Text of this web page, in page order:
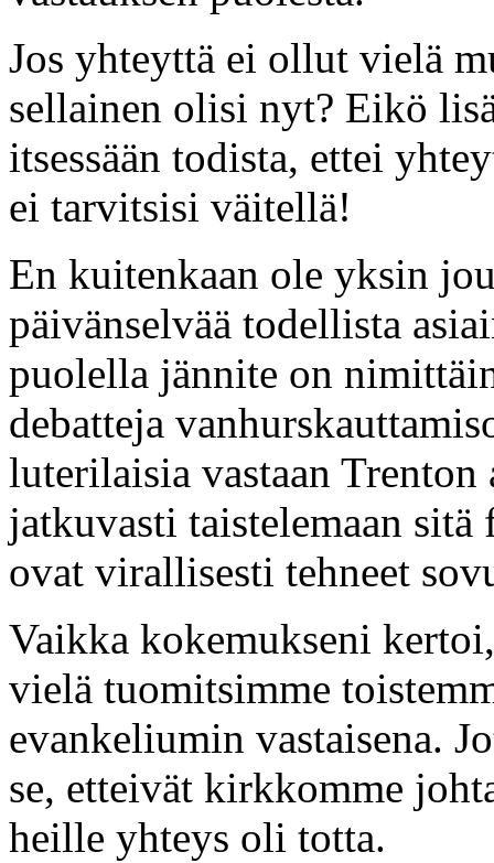
Jos yhteyttä ei ollut vielä
sellainen olisi nyt? Eikö
itsessään todista, ettei
ei tarvitsisi väitellä!
En kuitenkaan ole yksin
päivänselvää todellista
puolella jännite on
debatteja
luterilaisia vastaan
jatkuvasti taistelemaan
ovat virallisesti tehneet
Vaikka kokemukseni
vielä tuomitsimme
evankeliumin vastaisena.
se, etteivät kirkkomme
heille yhteys oli totta.